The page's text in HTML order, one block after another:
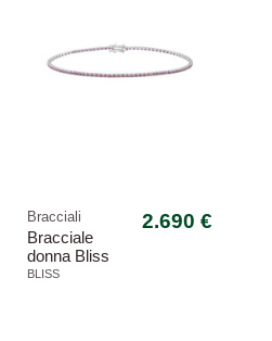
Bracciali
Bracciale
donna Bliss
20104369 oro
BLISS
2.690 €